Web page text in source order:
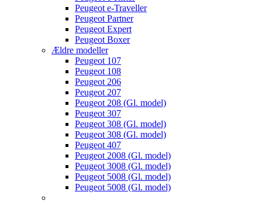
Peugeot e-Traveller
Peugeot Partner
Peugeot Expert
Peugeot Boxer
Ældre modeller
Peugeot 107
Peugeot 108
Peugeot 206
Peugeot 207
Peugeot 208 (Gl. model)
Peugeot 307
Peugeot 308 (Gl. model)
Peugeot 308 (Gl. model)
Peugeot 407
Peugeot 2008 (Gl. model)
Peugeot 3008 (Gl. model)
Peugeot 5008 (Gl. model)
Peugeot 5008 (Gl. model)